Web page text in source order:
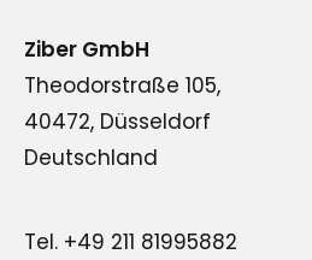
Ziber GmbH
Theodorstraße 105,
40472, Düsseldorf
Deutschland
Tel. +49 211 81995882